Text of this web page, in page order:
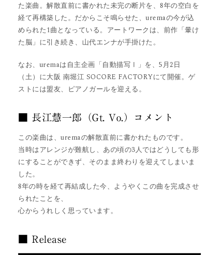
た楽曲。解散直前に書かれた未完の断片を、8年の空白を
経て再構築した。だからこそ鳴らせた、uremaの今が込
められた1曲となっている。アートワークは、前作「暈け
た脳」に引き続き、山代エンナが手掛けた。
なお、uremaは自主企画「自動描写Ⅰ」を、5月2日
（土）に大阪 南堀江 SOCORE FACTORYにて開催。ゲ
ストには盟友、ピアノガールを迎える。
■ 長江慧一郎（Gt. Vo.）コメント
この楽曲は、uremaの解散直前に書かれたものです。
当時はアレンジが難航し、あの頃の3人ではどうしても形
にすることができず、そのまま終わりを迎えてしまいま
した。
8年の時を経て再結成した今、ようやくこの曲を完成させ
られたことを、
心からうれしく思っています。
■ Release